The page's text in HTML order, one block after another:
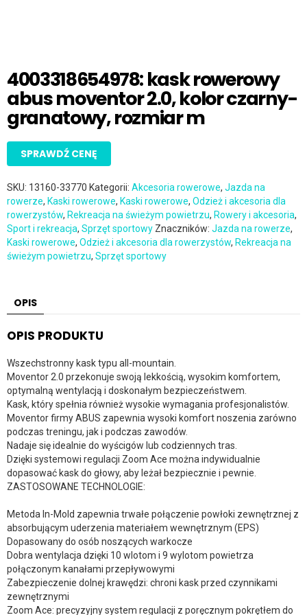
4003318654978: kask rowerowy
abus moventor 2.0, kolor czarny-
granatowy, rozmiar m
SPRAWDŹ CENĘ
SKU: 13160-33770 Kategorii: Akcesoria rowerowe, Jazda na
rowerze, Kaski rowerowe, Kaski rowerowe, Odzież i akcesoria dla
rowerzystów, Rekreacja na świeżym powietrzu, Rowery i akcesoria,
Sport i rekreacja, Sprzęt sportowy Znaczników: Jazda na rowerze,
Kaski rowerowe, Odzież i akcesoria dla rowerzystów, Rekreacja na
świeżym powietrzu, Sprzęt sportowy
OPIS
OPIS PRODUKTU
Wszechstronny kask typu all-mountain.
Moventor 2.0 przekonuje swoją lekkością, wysokim komfortem,
optymalną wentylacją i doskonałym bezpieczeństwem.
Kask, który spełnia również wysokie wymagania profesjonalistów.
Moventor firmy ABUS zapewnia wysoki komfort noszenia zarówno
podczas treningu, jak i podczas zawodów.
Nadaje się idealnie do wyścigów lub codziennych tras.
Dzięki systemowi regulacji Zoom Ace można indywidualnie
dopasować kask do głowy, aby leżał bezpiecznie i pewnie.
ZASTOSOWANE TECHNOLOGIE:
Metoda In-Mold zapewnia trwałe połączenie powłoki zewnętrznej z
absorbującym uderzenia materiałem wewnętrznym (EPS)
Dopasowany do osób noszących warkocze
Dobra wentylacja dzięki 10 wlotom i 9 wylotom powietrza
połączonym kanałami przepływowymi
Zabezpieczenie dolnej krawędzi: chroni kask przed czynnikami
zewnętrznymi
Zoom Ace: precyzyjny system regulacji z poręcznym pokrętłem do